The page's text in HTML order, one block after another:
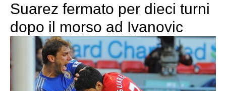
Suarez fermato per dieci turni
dopo il morso ad Ivanovic